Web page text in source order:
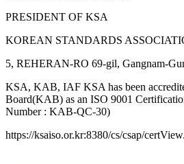
PRESIDENT OF KSA
KOREAN STANDARDS
5, REHERAN-RO 69-gil, Gangnam-
KSA, KAB, IAF KSA has been
Board(KAB) as an ISO 9001
Number : KAB-QC-30)
https://ksaiso.or.kr:8380/cs/csap/